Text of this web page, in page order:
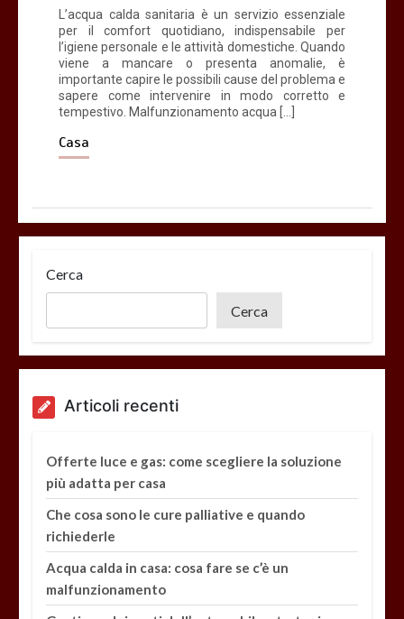
L’acqua calda sanitaria è un servizio essenziale
per il comfort quotidiano, indispensabile per
l’igiene personale e le attività domestiche. Quando
viene a mancare o presenta anomalie, è
importante capire le possibili cause del problema e
sapere come intervenire in modo corretto e
tempestivo. Malfunzionamento acqua […]
Casa
Cerca
Cerca
Articoli recenti
Offerte luce e gas: come scegliere la soluzione
più adatta per casa
Che cosa sono le cure palliative e quando
richiederle
Acqua calda in casa: cosa fare se c’è un
malfunzionamento